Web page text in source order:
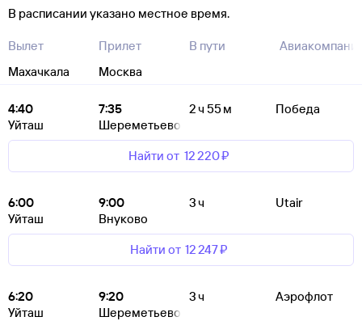
В расписании указано местное время.
Вылет
Махачкала
Прилет
Москва
В пути
4:40
Уйташ
7:35
Шереметьево
2 ч 55 м Победа
Найти от 12 ⁠220 ⁠₽
6:00
Уйташ
9:00
Внуково
3 ч Utair
Найти от 12 ⁠247 ⁠₽
6:20
Уйташ
9:20
Шереметьево
3 ч Аэрофлот